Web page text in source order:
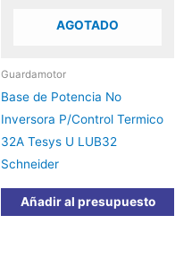
AGOTADO
Guardamotor
Base de Potencia No
Inversora P/Control Termico
32A Tesys U LUB32
Schneider
Añadir al presupuesto